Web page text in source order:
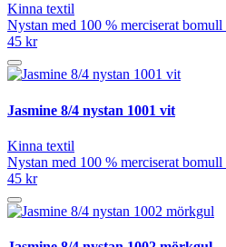
Kinna textil
Nystan med 100 % merciserat
45 kr
Jasmine 8/4 nystan 1001 vit
Kinna textil
Nystan med 100 % merciserat
45 kr